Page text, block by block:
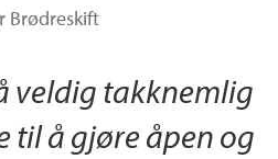
Brødreskift
veldig takknemlig
til å gjøre åpen og